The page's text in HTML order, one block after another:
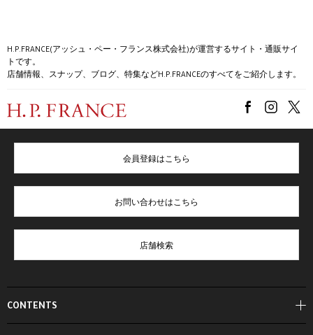
H.P.FRANCE(アッシュ・ペー・フランス株式会社)が運営するサイト・通販サイ
トです。
店舗情報、スナップ、ブログ、特集などH.P.FRANCEのすべてをご紹介します。
CONTENTS
会員登録はこちら
お問い合わせはこちら
店舗検索